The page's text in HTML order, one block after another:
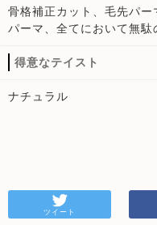
骨格補正カット、毛先パー
パーマ、全てにおいて無駄
得意なテイスト
ナチュラル
ツイート